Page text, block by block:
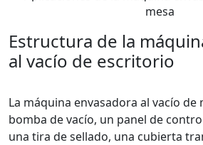
mesa
Estructura de la
al vacío de escritorio
La máquina envasadora al vacío de
bomba de vacío, un panel de
una tira de sellado, una cubierta